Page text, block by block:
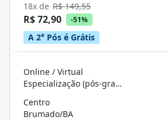
18x de R$ 149,55
R$ 72,90 -51%
A 2° Pós é Grátis
Online / Virtual
Especialização (pós-graduação)
Centro
Brumado/BA